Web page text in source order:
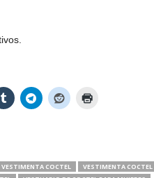
VESTIMENTA COCTEL
VESTIMENTA COCTEL